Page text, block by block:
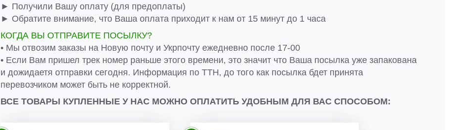
► Получили Вашу оплату (для предоплаты)
► Обратите внимание, что Ваша оплата приходит к нам от 15 минут до 1 часа
КОГДА ВЫ ОТПРАВИТЕ ПОСЫЛКУ?
• Мы отвозим заказы на Новую почту и Укрпочту ежедневно после 17-00
• Если Вам пришел трек номер раньше этого времени, это значит что Ваша посылка уже запакована
и дожидаетя отправки сегодня. Информация по ТТН, до того как посылка бдет принята
перевозчиком может быть не корректной.
ВСЕ ТОВАРЫ КУПЛЕННЫЕ У НАС МОЖНО ОПЛАТИТЬ УДОБНЫМ ДЛЯ ВАС СПОСОБОМ: